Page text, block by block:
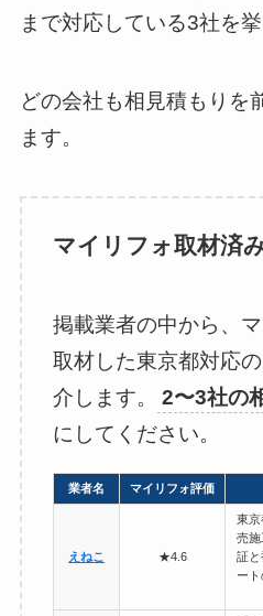
まで対応している3社を挙
どの会社も相見積もりを
ます。
マイリフォ取材済
掲載業者の中から、
取材した東京都対応
介します。
2〜3社の
にしてください。
業者名 マイリフォ評価
えねこ ★4.6
東京
売施
証と
ー